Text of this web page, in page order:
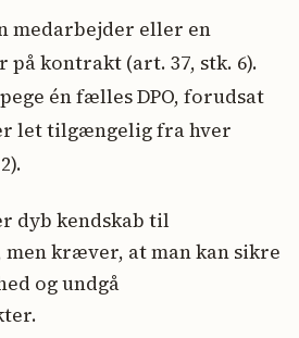
medarbejder eller en
kontrakt (art. 37, stk. 6).
én fælles DPO, forudsat
let tilgængelig fra hver
dyb kendskab til
kræver, at man kan sikre
og undgå